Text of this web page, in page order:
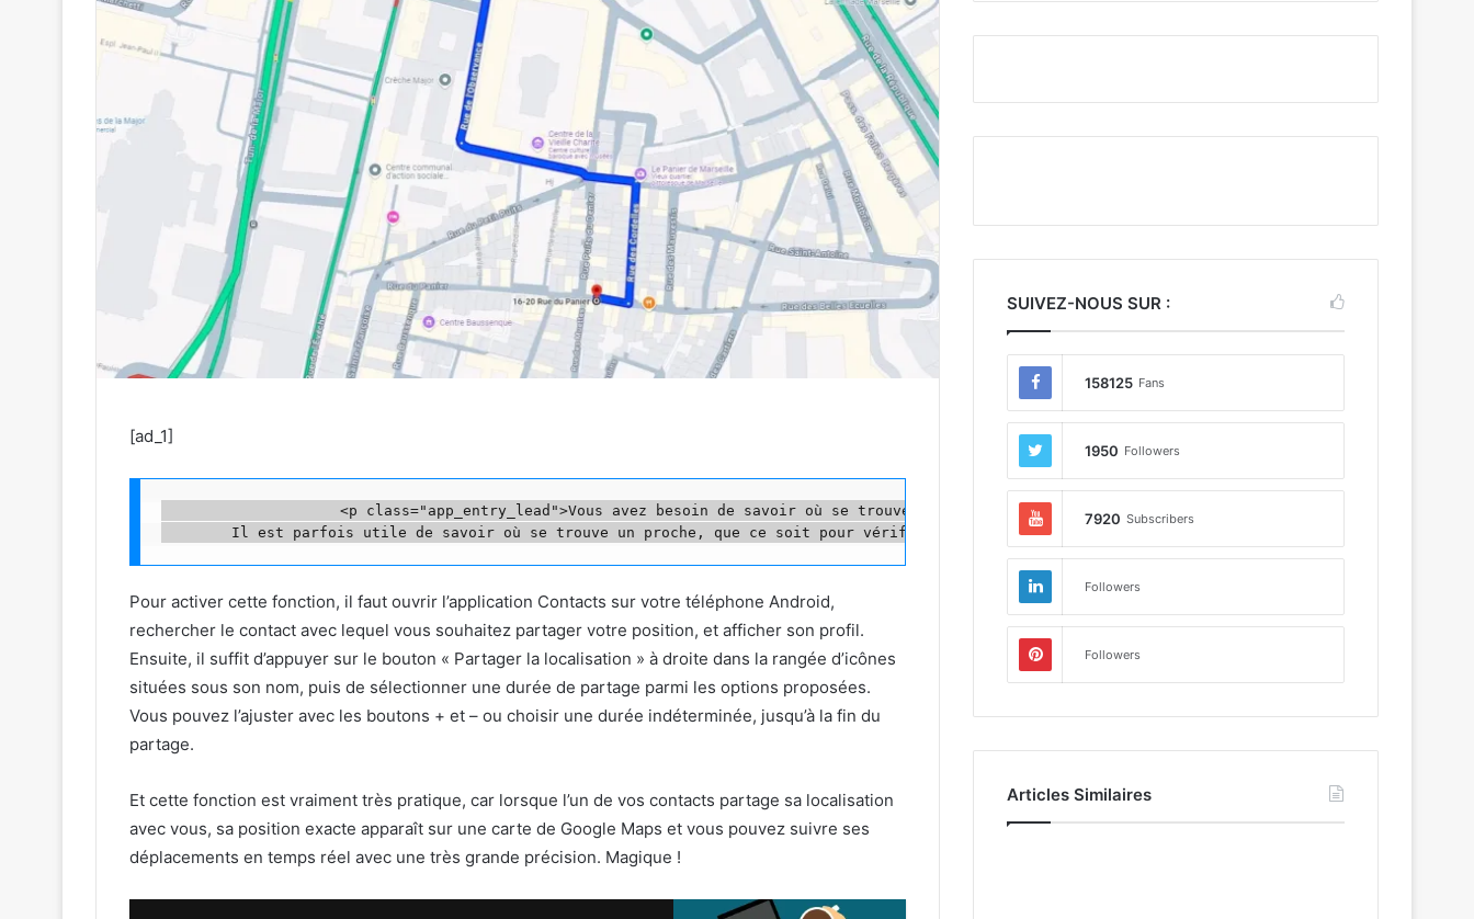
[ad_1]
<p class="app_entry_lead">Vous avez besoin de savoir où se trouve un enfant, un parent ou un ami ? Google vous indique sa
Pour activer cette fonction, il faut ouvrir l’application Contacts sur votre téléphone Android,
rechercher le contact avec lequel vous souhaitez partager votre position, et afficher son profil.
Ensuite, il suffit d’appuyer sur le bouton « Partager la localisation » à droite dans la rangée d’icônes
situées sous son nom, puis de sélectionner une durée de partage parmi les options proposées.
Vous pouvez l’ajuster avec les boutons + et – ou choisir une durée indéterminée, jusqu’à la fin du
partage.
Et cette fonction est vraiment très pratique, car lorsque l’un de vos contacts partage sa localisation
avec vous, sa position exacte apparaît sur une carte de Google Maps et vous pouvez suivre ses
déplacements en temps réel avec une très grande précision. Magique !
SUIVEZ-NOUS SUR :
158125 Fans
1950 Followers
7920 Subscribers
Followers
Followers
Articles Similaires